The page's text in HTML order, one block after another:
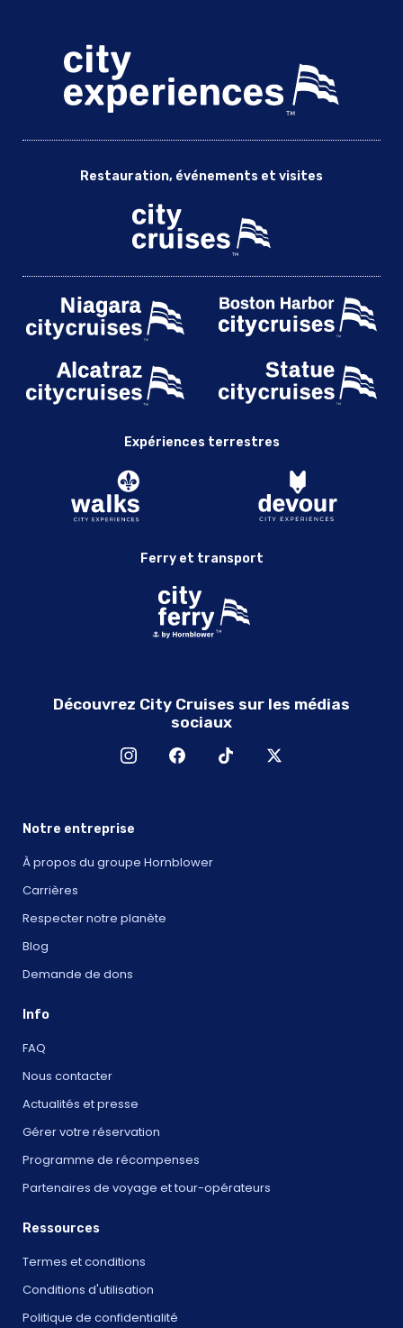
Restauration, événements et visites
Expériences terrestres
Ferry et transport
Découvrez City Cruises sur les médias
sociaux
Notre entreprise
À propos du groupe Hornblower
Carrières
Respecter notre planète
Blog
Demande de dons
Info
FAQ
Nous contacter
Actualités et presse
Gérer votre réservation
Programme de récompenses
Partenaires de voyage et tour-opérateurs
Ressources
Termes et conditions
Conditions d'utilisation
Politique de confidentialité